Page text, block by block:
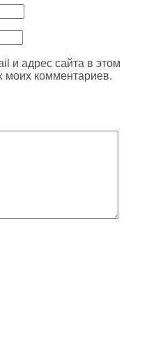
и адрес сайта в этом
моих комментариев.